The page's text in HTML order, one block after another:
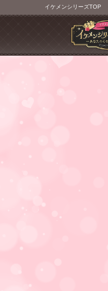
イケメンシリーズTOP